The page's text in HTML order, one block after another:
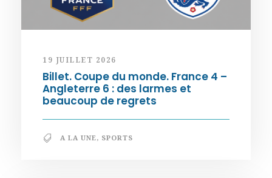
19 JUILLET 2026
Billet. Coupe du monde. France 4 –
Angleterre 6 : des larmes et
beaucoup de regrets
A LA UNE, SPORTS